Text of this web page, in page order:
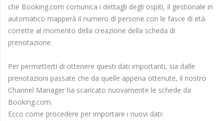
che Booking.com comunica i dettagli degli ospiti, il gestionale in
automatico mapperà il numero di persone con le fasce di età
corrette al momento della creazione della scheda di
prenotazione.
Per permetterti di ottenere questi dati importanti, sia dalle
prenotazioni passate che da quelle appena ottenute, il nostro
Channel Manager ha scaricato nuovamente le schede da
Booking.com.
Ecco come procedere per importare i nuovi dati: